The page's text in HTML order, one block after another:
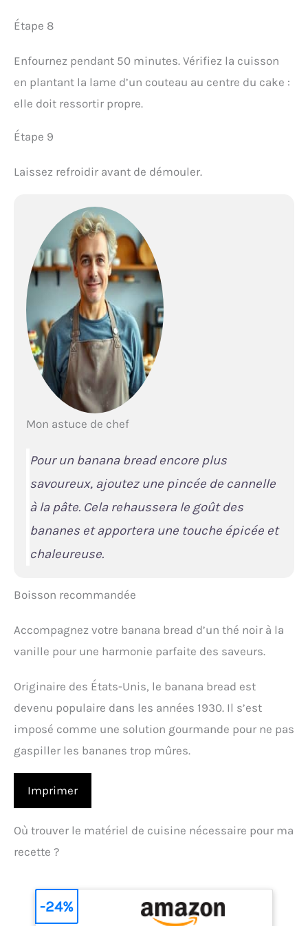
Étape 8
Enfournez pendant 50 minutes. Vérifiez la cuisson
en plantant la lame d’un couteau au centre du cake :
elle doit ressortir propre.
Étape 9
Laissez refroidir avant de démouler.
Mon astuce de chef
Pour un banana bread encore plus
savoureux, ajoutez une pincée de cannelle
à la pâte. Cela rehaussera le goût des
bananes et apportera une touche épicée et
chaleureuse.
Boisson recommandée
Accompagnez votre banana bread d’un thé noir à la
vanille pour une harmonie parfaite des saveurs.
Originaire des États-Unis, le banana bread est
devenu populaire dans les années 1930. Il s’est
imposé comme une solution gourmande pour ne pas
gaspiller les bananes trop mûres.
Imprimer
Où trouver le matériel de cuisine nécessaire pour ma
recette ?
-24%